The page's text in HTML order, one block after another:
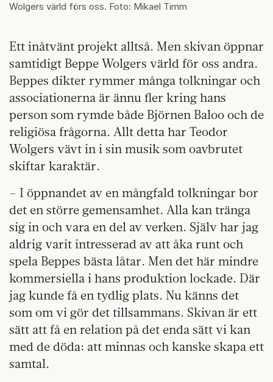
Wolgers värld förs oss. Foto: Mikael Timm
Ett inåtvänt projekt alltså. Men skivan öppnar
samtidigt Beppe Wolgers värld för oss andra.
Beppes dikter rymmer många tolkningar och
associationerna är ännu fler kring hans
person som rymde både Björnen Baloo och de
religiösa frågorna. Allt detta har Teodor
Wolgers vävt in i sin musik som oavbrutet
skiftar karaktär.
­– I öppnandet av en mångfald tolkningar bor
det en större gemensamhet. Alla kan tränga
sig in och vara en del av verken. Själv har jag
aldrig varit intresserad av att åka runt och
spela Beppes bästa låtar. Men det här mindre
kommersiella i hans produktion lockade. Där
jag kunde få en tydlig plats. Nu känns det
som om vi gör det tillsammans. Skivan är ett
sätt att få en relation på det enda sätt vi kan
med de döda: att minnas och kanske skapa ett
samtal.